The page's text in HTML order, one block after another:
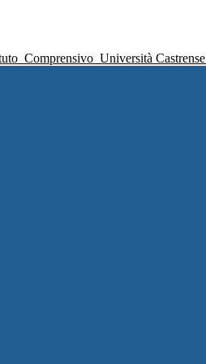
Comprensivo Università Castrense